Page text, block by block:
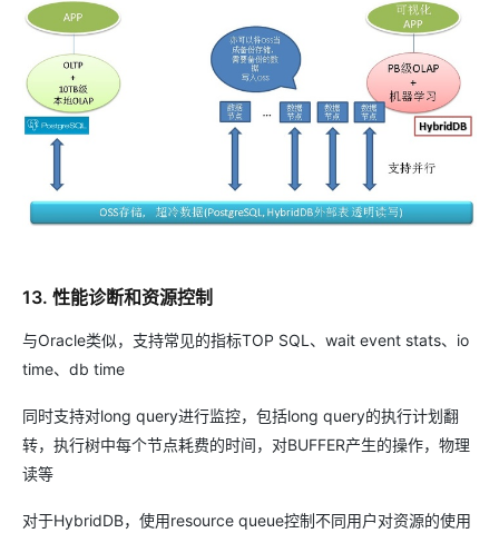
13. 性能诊断和资源控制
与Oracle类似，支持常见的指标TOP SQL、wait event stats、io
time、db time
同时支持对long query进行监控，包括long query的执行计划翻
转，执行树中每个节点耗费的时间，对BUFFER产生的操作，物理
读等
对于HybridDB，使用resource queue控制不同用户对资源的使用